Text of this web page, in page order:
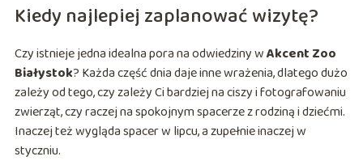
Kiedy najlepiej zaplanować wizytę?
Czy istnieje jedna idealna pora na odwiedziny wAkcent Zoo
Białystok? Każda część dnia daje inne wrażenia, dlatego dużo
zależy od tego, czy zależy Ci bardziej na ciszy i fotografowaniu
zwierząt, czy raczej na spokojnym spacerze z rodziną i dziećmi.
Inaczej też wygląda spacer w lipcu, a zupełnie inaczej w
styczniu.